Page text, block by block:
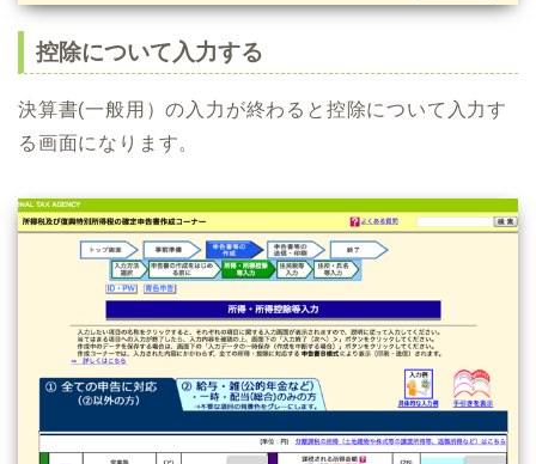
控除について入力する
決算書(一般用）の入力が終わると控除について入力す
る画面になります。